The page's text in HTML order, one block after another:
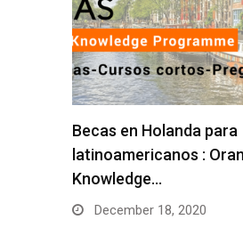
Becas en Holanda para
latinoamericanos :
Knowledge…
December 18, 2020